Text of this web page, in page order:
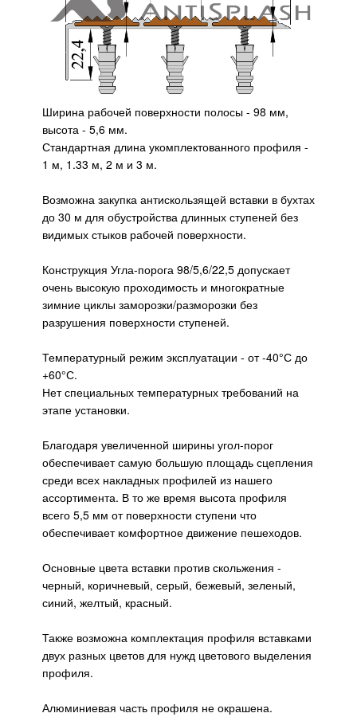
Ширина рабочей поверхности полосы - 98 мм,
высота - 5,6 мм.
Стандартная длина укомплектованного профиля -
1 м, 1.33 м, 2 м и 3 м.
Возможна закупка антискользящей вставки в бухтах
до 30 м для обустройства длинных ступеней без
видимых стыков рабочей поверхности.
Конструкция Угла-порога 98/5,6/22,5 допускает
очень высокую проходимость и многократные
зимние циклы заморозки/разморозки без
разрушения поверхности ступеней.
Температурный режим эксплуатации - от -40°С до
+60°С.
Нет специальных температурных требований на
этапе установки.
Благодаря увеличенной ширины угол-порог
обеспечивает самую большую площадь сцепления
среди всех накладных профилей из нашего
ассортимента. В то же время высота профиля
всего 5,5 мм от поверхности ступени что
обеспечивает комфортное движение пешеходов.
Основные цвета вставки против скольжения -
черный, коричневый, серый, бежевый, зеленый,
синий, желтый, красный.
Также возможна комплектация профиля вставками
двух разных цветов для нужд цветового выделения
профиля.
Алюминиевая часть профиля не окрашена.